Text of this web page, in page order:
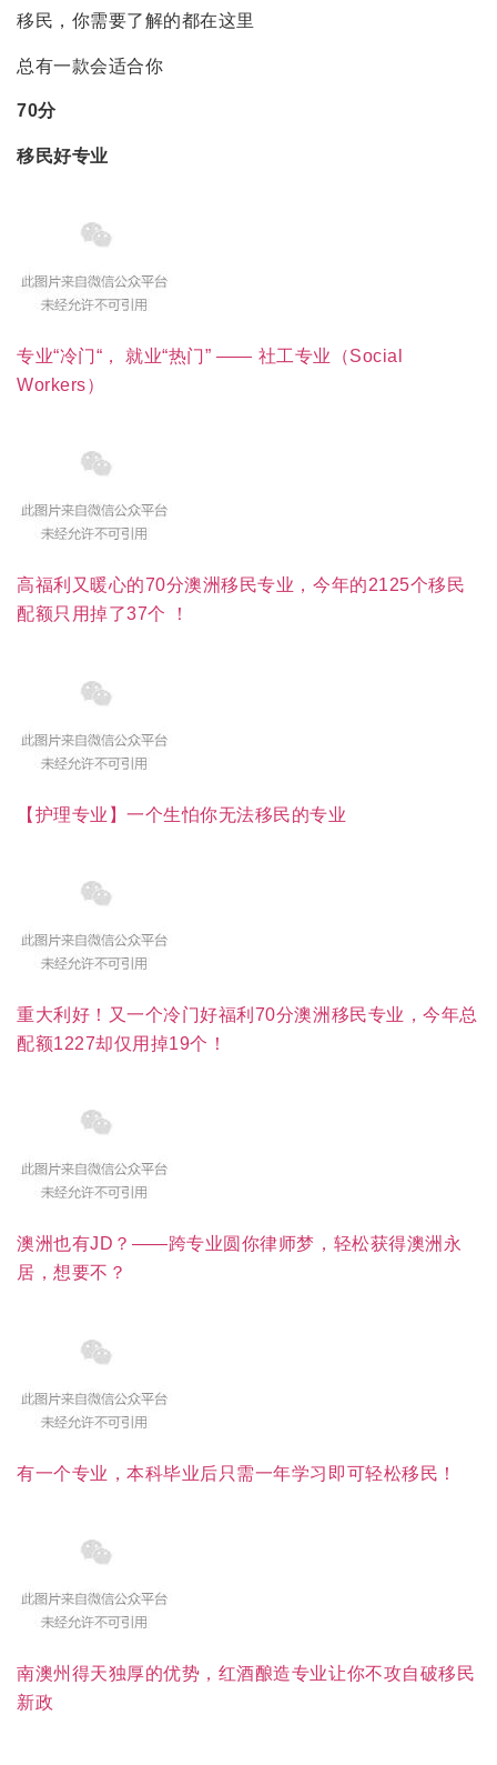
移民，你需要了解的都在这里
总有一款会适合你
70分
移民好专业
专业“冷门“， 就业“热门” —— 社工专业（Social
Workers）
高福利又暖心的70分澳洲移民专业，今年的2125个移民
配额只用掉了37个 ！
【护理专业】一个生怕你无法移民的专业
重大利好！又一个冷门好福利70分澳洲移民专业，今年总
配额1227却仅用掉19个！
澳洲也有JD？——跨专业圆你律师梦，轻松获得澳洲永
居，想要不？
有一个专业，本科毕业后只需一年学习即可轻松移民！
南澳州得天独厚的优势，红酒酿造专业让你不攻自破移民
新政